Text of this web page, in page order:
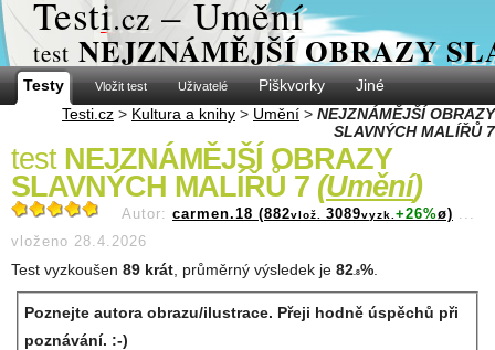
Testi.cz – Umění
test NEJZNÁMĚJŠÍ OBRAZY
Testy Vložit test Uživatelé Piškvorky
Jiné
Testi.cz > Kultura a knihy > Umění > NEJZNÁMĚJŠÍ OBRAZY
SLAVNÝCH MALÍŘŮ 7
test NEJZNÁMĚJŠÍ OBRAZY
SLAVNÝCH MALÍŘŮ 7 (Umění)
Autor: carmen.18 (882vlož. 3089vyzk. +26%ø) ...
vloženo 28.4.2026
Test vyzkoušen 89 krát , průměrný výsledek je 82 .8%
Poznejte autora obrazu/ilustrace. Přeji hodně úspěchů při
poznávání. :-)